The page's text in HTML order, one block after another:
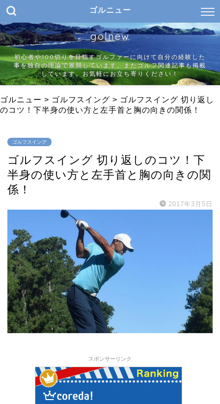
ゴルニュー
golnew
初心者や100切りを目指すゴルファーに向けて自分の経験した
事を独自の理論で展開しています。またゴルフ関連記事も掲載
しています。お気軽にお立ち寄りください！
ゴルニュー > ゴルフスイング > ゴルフスイング 切り返し
のコツ！下半身の使い方と左手首と胸の向きの関係！
ゴルフスイング
ゴルフスイング 切り返しのコツ！下
半身の使い方と左手首と胸の向きの関
係！
2017年3月5日
スポンサーリンク